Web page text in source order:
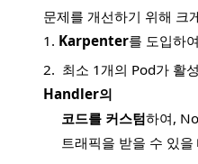
문제를 개선하기 위해 크
1. Karpenter를 도입하
2. 최소 1개의 Pod가 활
Handler의
코드를 커스텀하여,
트래픽을 받을 수 있